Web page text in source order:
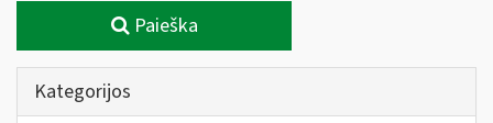
Paieška
Kategorijos